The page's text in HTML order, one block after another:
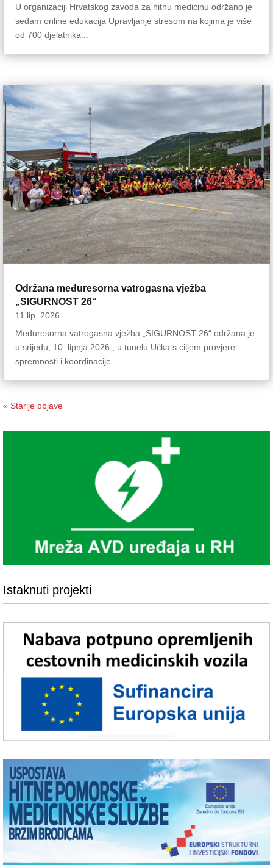
U organizaciji Hrvatskog zavoda za hitnu medicinu održano je
sedam online edukacija Upravljanje stresom na kojima je više
od 700 djelatnika...
Održana međuresorna vatrogasna vježba
„SIGURNOST 26“
11.lip. 2026.
Međuresorna vatrogasna vježba „SIGURNOST 26“ održana je
u srijedu, 10. lipnja 2026., u tunelu Učka s ciljem provjere
spremnosti i koordinacije...
« Starije objave
Istaknuti projekti